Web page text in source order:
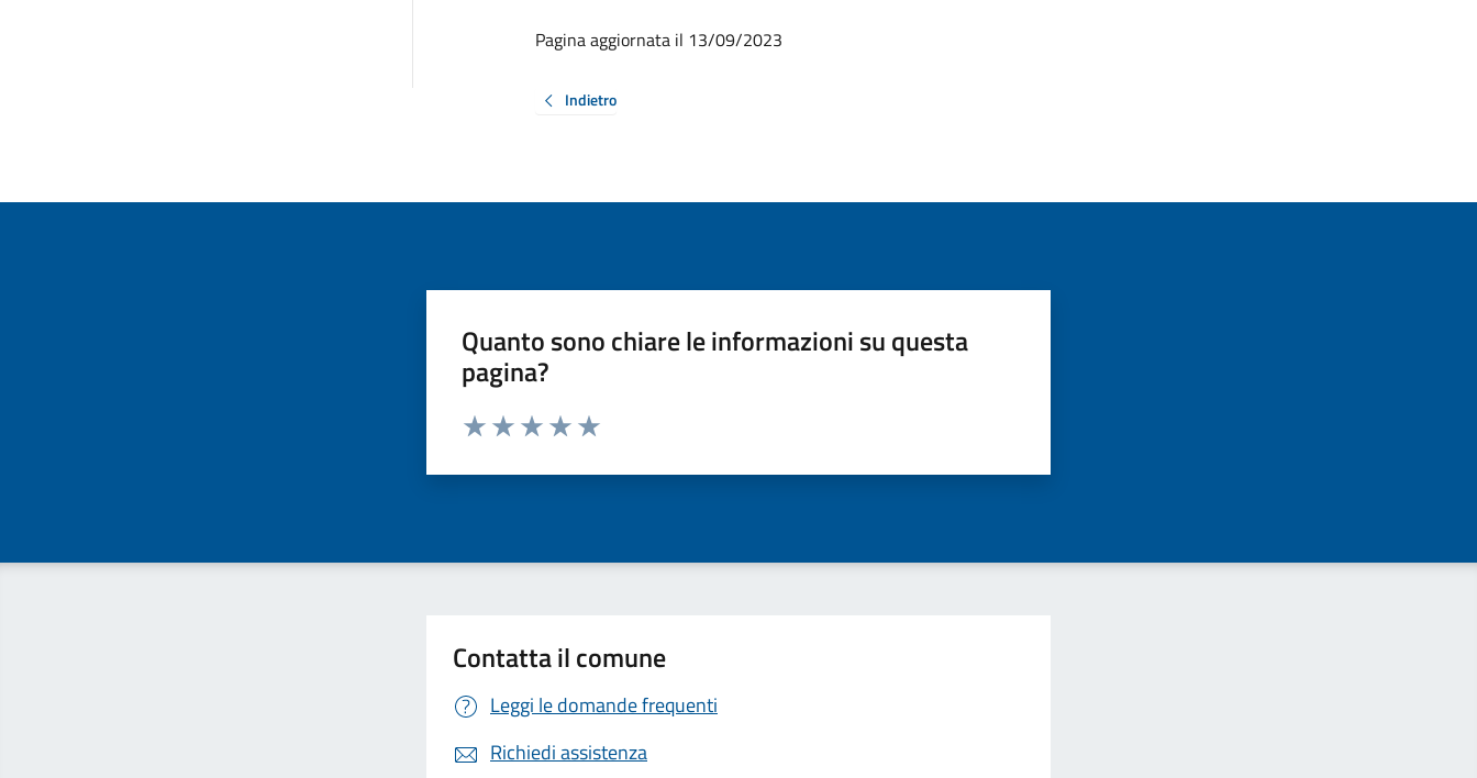
Pagina aggiornata il 13/09/2023
Indietro
Quanto sono chiare le informazioni su questa
pagina?
Valuta da 1 a 5 stelle la pagina
Contatta il comune
Leggi le domande frequenti
Richiedi assistenza